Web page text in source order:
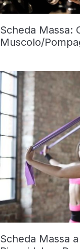
Scheda Massa:
Muscolo/
Scheda Massa